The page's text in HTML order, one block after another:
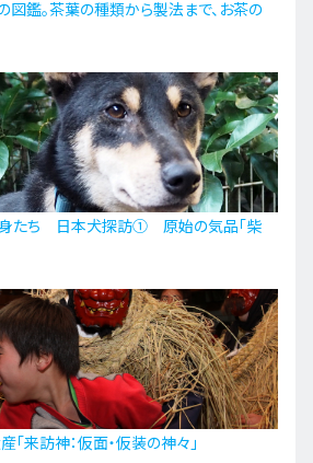
図鑑。茶葉の種類から製法まで、お茶の
身たち 日本犬探訪① 原始の気品「柴
来訪神：仮面・仮装の神々」